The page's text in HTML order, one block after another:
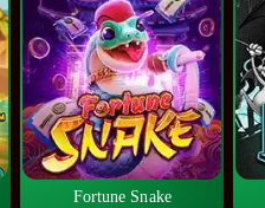
Fortune Snake